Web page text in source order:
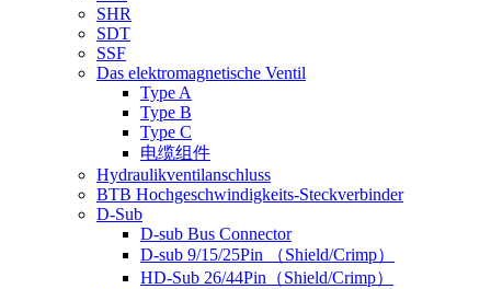
SHR
SDT
SSF
Das elektromagnetische Ventil
Type A
Type B
Type C
电缆组件
Hydraulikventilanschluss
BTB Hochgeschwindigkeits-Steckverbinder
D-Sub
D-sub Bus Connector
D-sub 9/15/25Pin （Shield/Crimp）
HD-Sub 26/44Pin（Shield/Crimp）